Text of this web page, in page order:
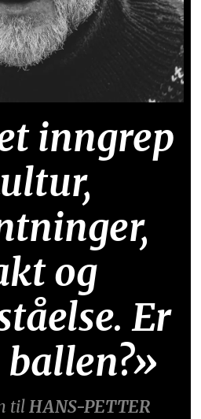
inngrep
og
Er
tilHANS-PETTER